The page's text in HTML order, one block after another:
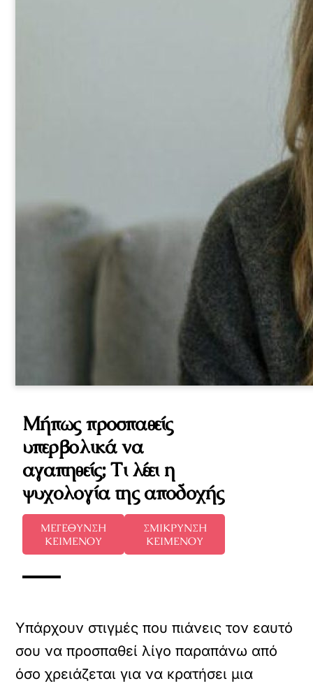
Μήπως προσπαθείς
υπερβολικά να
αγαπηθείς; Τι λέει η
ψυχολογία της αποδοχής
ΜΕΓΕΘΥΝΣΗ
ΚΕΙΜΕΝΟΥ
ΣΜΙΚΡΥΝΣΗ
ΚΕΙΜΕΝΟΥ
Υπάρχουν στιγμές που πιάνεις τον εαυτό
σου να προσπαθεί λίγο παραπάνω από
όσο χρειάζεται για να κρατήσει μια